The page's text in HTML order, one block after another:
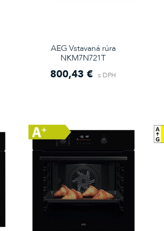
AEG Vstavaná rúra
NKM7N721T
800,43 € s DPH